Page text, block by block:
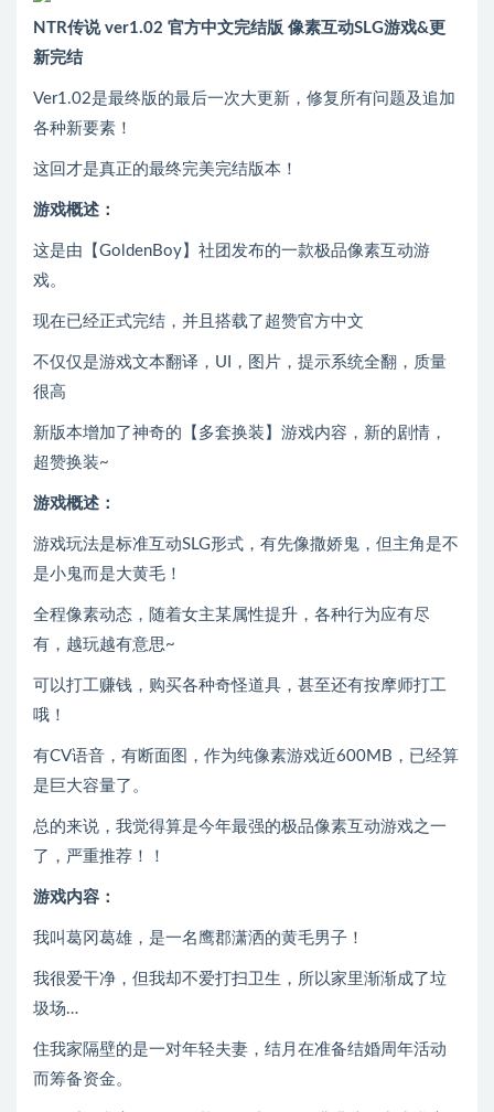
NTR传说 ver1.02 官方中文完结版 像素互动SLG游戏&更
新完结
Ver1.02是最终版的最后一次大更新，修复所有问题及追加
各种新要素！
这回才是真正的最终完美完结版本！
游戏概述：
这是由【GoldenBoy】社团发布的一款极品像素互动游
戏。
现在已经正式完结，并且搭载了超赞官方中文
不仅仅是游戏文本翻译，UI，图片，提示系统全翻，质量
很高
新版本增加了神奇的【多套换装】游戏内容，新的剧情，
超赞换装~
游戏概述：
游戏玩法是标准互动SLG形式，有先像撒娇鬼，但主角是不
是小鬼而是大黄毛！
全程像素动态，随着女主某属性提升，各种行为应有尽
有，越玩越有意思~
可以打工赚钱，购买各种奇怪道具，甚至还有按摩师打工
哦！
有CV语音，有断面图，作为纯像素游戏近600MB，已经算
是巨大容量了。
总的来说，我觉得算是今年最强的极品像素互动游戏之一
了，严重推荐！！
游戏内容：
我叫葛冈葛雄，是一名鹰郡潇洒的黄毛男子！
我很爱干净，但我却不爱打扫卫生，所以家里渐渐成了垃
圾场…
住我家隔壁的是一对年轻夫妻，结月在准备结婚周年活动
而筹备资金。